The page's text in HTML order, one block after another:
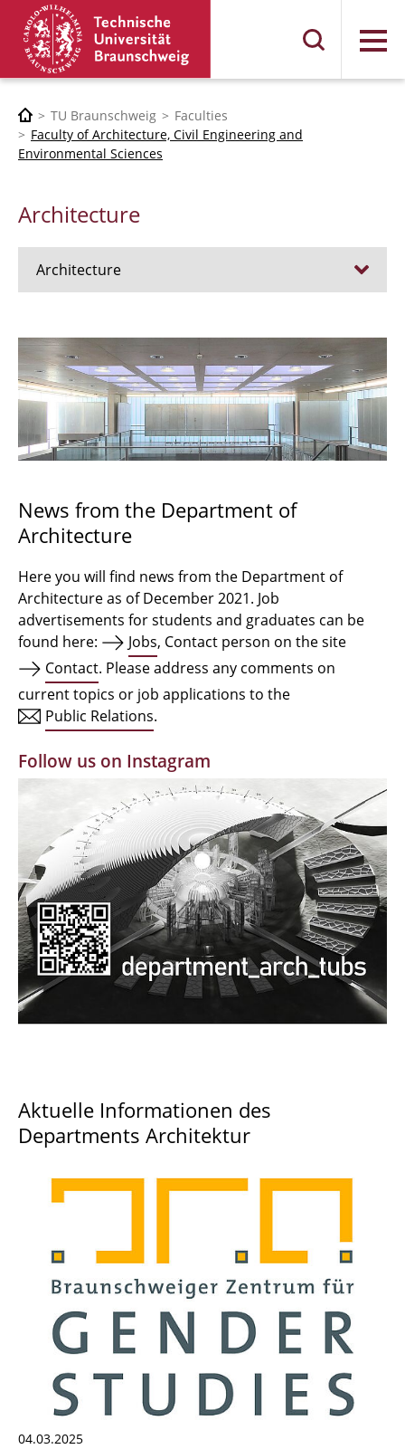
Menu
TU Braunschweig
Faculties
Faculty of Architecture, Civil Engineering and
Environmental Sciences
Architecture
Architecture
Admission procedure 2024
Bachelor Architecture
Bachelor Architecture+
Qualification profile
Semester Programme
Internationales
Facilities
Alumni | cloud club
Documents and Downloads
News from the Department of
Architecture
Here you will find news from the Department of
Architecture as of December 2021. Job
advertisements for students and graduates can be
found here:
Jobs, Contact person on the site
Contact. Please address any comments on
current topics or job applications to the
Public Relations.
Follow us on Instagram
Aktuelle Informationen des
Departments Architektur
04.03.2025